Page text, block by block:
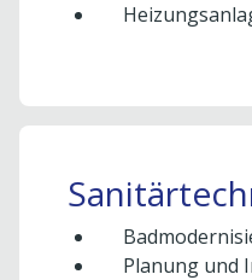
Planung und